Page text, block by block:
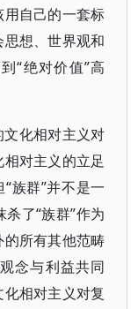
自己的一套标
想、世界观和
“绝对价值”高
化相对主义对
对主义的立足
族群”并不是一
了“族群”作为
所有其他范畴
念与利益共同
相对主义对复